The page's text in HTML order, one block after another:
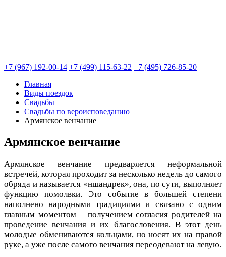
+7 (967) 192-00-14 +7 (499) 115-63-22 +7 (495) 726-85-20
Главная
Виды поездок
Свадьбы
Свадьбы по вероисповеданию
Армянское венчание
Армянское венчание
Армянское венчание предваряется неформальной
встречей, которая проходит за несколько недель до самого
обряда и называется «ншандрек», она, по сути, выполняет
функцию помолвки. Это событие в большей степени
наполнено народными традициями и связано с одним
главным моментом – получением согласия родителей на
проведение венчания и их благословения. В этот день
молодые обмениваются кольцами, но носят их на правой
руке, а уже после самого венчания переодевают на левую.